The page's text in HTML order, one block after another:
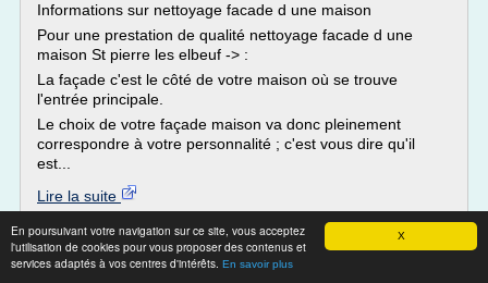
X
En poursuivant votre navigation sur ce site, vous acceptez
l'utilisation de cookies pour vous proposer des contenus et
services adaptés à vos centres d'intérêts. En savoir plus
Informations sur nettoyage facade d une maison
Pour une prestation de qualité nettoyage facade d une
maison St pierre les elbeuf -> :
La façade c'est le côté de votre maison où se trouve
l'entrée principale.
Le choix de votre façade maison va donc pleinement
correspondre à votre personnalité ; c'est vous dire qu'il
est...
Lire la suite
Site :http://tous-travaux-facades.com
Thèmes liés :prix moyen d'un ravalement de facade